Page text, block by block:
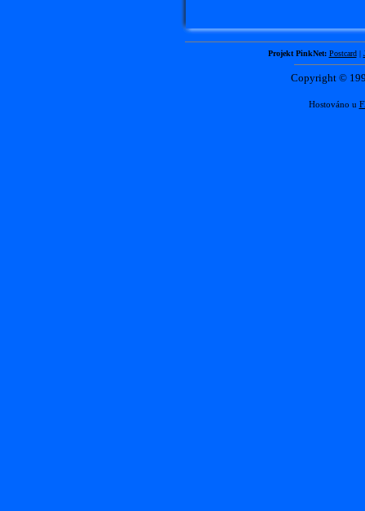
Projekt PinkNet: Postcard|
Copyright ©
Hostováno u